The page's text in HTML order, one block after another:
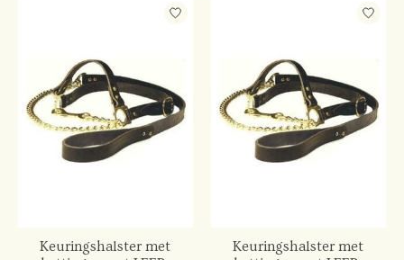
Keuringshalster met
Keuringshalster met